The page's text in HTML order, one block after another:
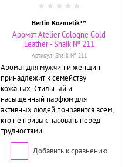
Berlin Kozmetik™
Аромат Atelier Cologne Gold
Leather - Shaik № 211
Артикул:Shaik № 211
Аромат для мужчин и женщин
принадлежит к семейству
кожаных. Стильный и
насыщенный парфюм для
активных людей понравится всем,
кто не привык пасовать перед
трудностями.
Добавить к сравнению